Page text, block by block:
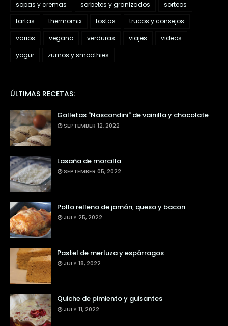
sopas y cremas
sorbetes y granizados
sorteos
tartas
thermomix tostas
trucos y consejos
varios
vegano verduras viajes
videos
yogur
zumos y smoothies
ÚLTIMAS RECETAS:
Galletas "Nascondini" de vainilla y chocolate
SEPTEMBER 12, 2022
Lasaña de morcilla
SEPTEMBER 05, 2022
Pollo relleno de jamón, queso y bacon
JULY 25, 2022
Pastel de merluza y espárragos
JULY 18, 2022
Quiche de pimiento y guisantes
JULY 11, 2022